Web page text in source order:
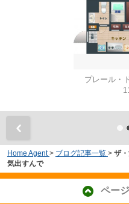
プレール・
Home Agent > ブログ記事一覧 > ザ
気出すんで
ペー